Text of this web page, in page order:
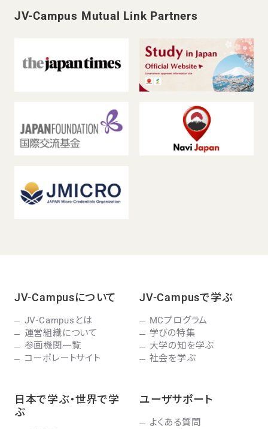
JV-Campus Mutual Link Partners
JV-Campusについて
JV-Campusとは
運営組織について
参画機関一覧
コーポレートサイト
JV-Campusで学ぶ
MCプログラム
学びの特集
大学の知を学ぶ
社会を学ぶ
日本で学ぶ・世界で学
ぶ
ユーザサポート
よくある質問